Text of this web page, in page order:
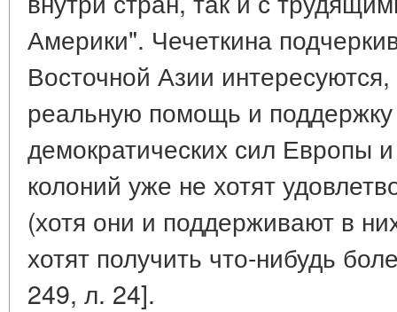
Америки". Чечеткина
Восточной Азии
реальную помощь и
демократических сил Европы
колоний уже не хотят
(хотя они и поддерживают в
хотят получить что-нибудь
249, л. 24].